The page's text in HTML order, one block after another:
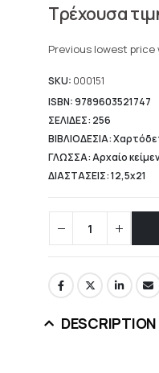
Original
price
15,50 €.
price
12,40 €.
Previous lowest price
SKU: 000151
ISBN: 9789603521747
ΣΕΛΙΔΕΣ: 256
ΒΙΒΛΙΟΔΕΣΙΑ:
ΓΛΩΣΣΑ: Αρχαίο
ΔΙΑΣΤΑΣΕΙΣ: 12,5x21
DESCRIPTION